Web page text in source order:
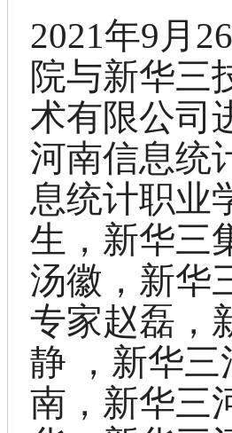
2021年9 月 26
院与新华三
术有限公司
河南信息统
息统计职业
生 ， 新华三
汤徽， 新华
专家赵磊 ，
静
， 新华三
南 ， 新华三